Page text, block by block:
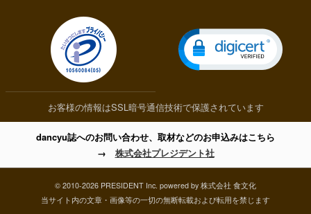
お客様の情報はSSL暗号通信技術で保護されています
dancyu誌へのお問い合わせ、取材などのお申込みはこちら
→ 株式会社プレジデント社
© 2010-2026 PRESIDENT Inc. powered by 株式会社 食文化
当サイト内の文章・画像等の一切の無断転載および転用を禁じます